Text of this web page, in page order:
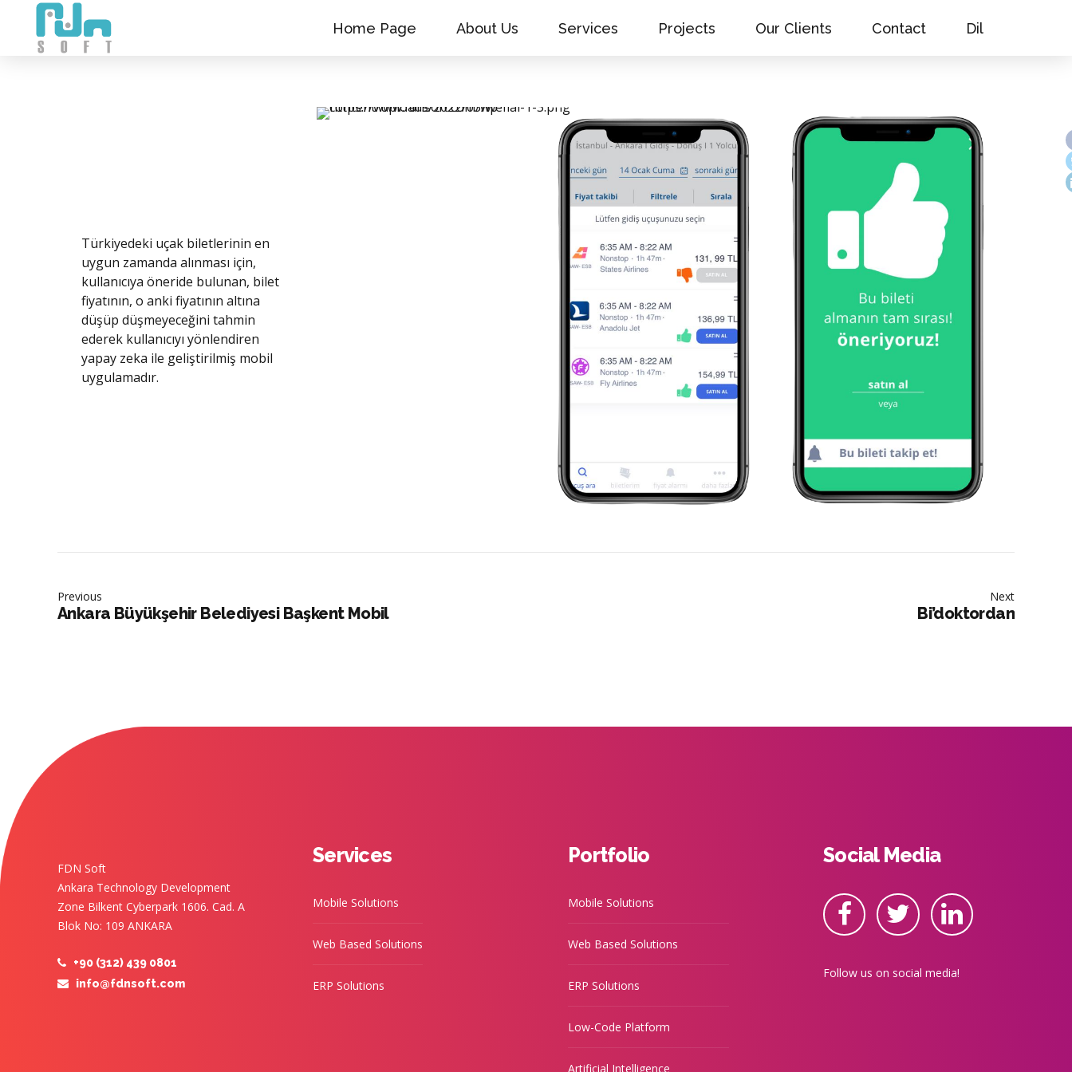
Home Page About Us Services Projects Our Clients Contact Dil
Türkiyedeki uçak biletlerinin en
uygun zamanda alınması için,
kullanıcıya öneride bulunan, bilet
fiyatının, o anki fiyatının altına
düşüp düşmeyeceğini tahmin
ederek kullanıcıyı yönlendiren
yapay zeka ile geliştirilmiş mobil
uygulamadır.
Previous
Ankara Büyükşehir Belediyesi Başkent Mobil
Next
Bi’doktordan
FDN Soft
Ankara Technology Development
Zone Bilkent Cyberpark 1606. Cad. A
Blok No: 109 ANKARA
+90 (312) 439 0801
info@fdnsoft.com
Services
Mobile Solutions
Web Based Solutions
ERP Solutions
Portfolio
Mobile Solutions
Web Based Solutions
ERP Solutions
Low-Code Platform
Artificial Intelligence
Social Media
Follow us on social media!